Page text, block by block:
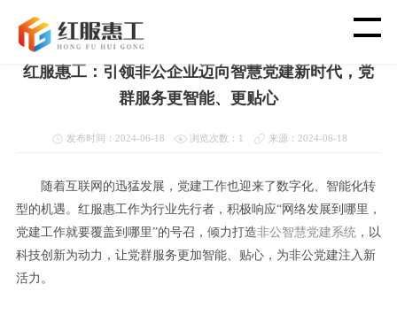
首 页
智 慧 工 会
党 建 功 能
渠 道 合 作
首页>新闻资讯>党建新闻动态
红服惠工：引领非公企业迈向智慧党建新时代，党
群服务更智能、更贴心
发布时间：2024-06-18 浏览次数：1 来源：2024-06-18
随着互联网的迅猛发展，党建工作也迎来了数字化、智能化转
型的机遇。红服惠工作为行业先行者，积极响应“网络发展到哪里，
党建工作就要覆盖到哪里”的号召，倾力打造非公智慧党建系统，以
科技创新为动力，让党群服务更加智能、贴心，为非公党建注入新
活力。